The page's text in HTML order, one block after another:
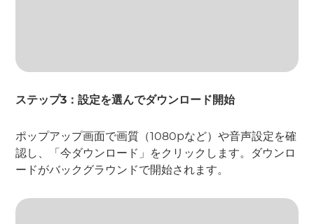
ステップ3：設定を選んでダウンロード開始
ポップアップ画面で画質（1080pなど）や音声設定を確
認し、「今ダウンロード」をクリックします。ダウンロ
ードがバックグラウンドで開始されます。